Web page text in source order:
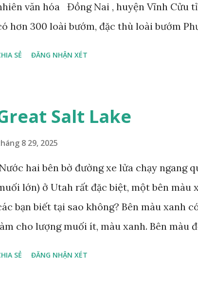
văn hóa Đồng Nai , huyện Vĩnh Cửu
hơn 300 loài bướm, đặc thù loài bướm
SẺ ĐĂNG NHẬN XÉT
Salt Lake
8 29, 2025
hai bên bờ đường xe lửa chạy ngang
lớn) ở Utah rất đặc biệt, một bên màu
bạn biết tại sao không? Bên màu xanh
cho lượng muối ít, màu xanh. Bên màu
SẺ ĐĂNG NHẬN XÉT